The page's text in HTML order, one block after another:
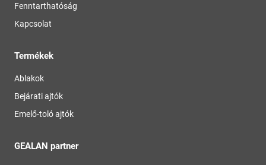
Fenntarthatóság
Kapcsolat
Termékek
Ablakok
Bejárati ajtók
Emelő-toló ajtók
GEALAN partner